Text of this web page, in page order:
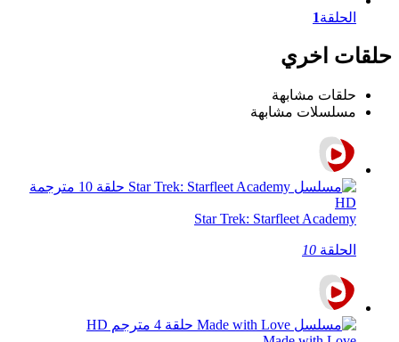
الحلقة1
حلقات اخري
حلقات مشابهة
مسلسلات مشابهة
Star Trek: Starfleet Academy
الحلقة 10